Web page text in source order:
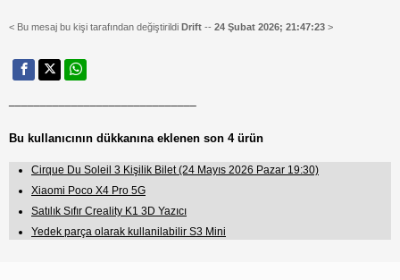
< Bu mesaj bu kişi tarafından değiştirildi Drift -- 24 Şubat 2026; 21:47:23 >
Bu kullanıcının dükkanına eklenen son 4 ürün
Cirque Du Soleil 3 Kişilik Bilet (24 Mayıs 2026 Pazar 19:30)
Xiaomi Poco X4 Pro 5G
Satılık Sıfır Creality K1 3D Yazıcı
Yedek parça olarak kullanilabilir S3 Mini